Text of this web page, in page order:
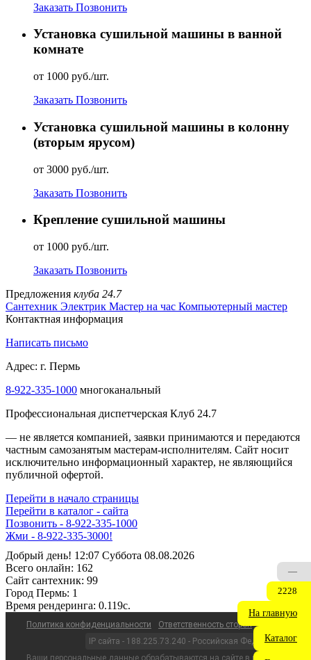
Заказать Позвонить
Установка сушильной машины в ванной
комнате
от 1000 руб./шт.
Заказать Позвонить
Установка сушильной машины в колонну
(вторым ярусом)
от 3000 руб./шт.
Заказать Позвонить
Крепление сушильной машины
от 1000 руб./шт.
Заказать Позвонить
Предложения клуба 24.7
Сантехник Электрик Мастер на час Компьютерный мастер
Контактная информация
Написать письмо
Адрес: г. Пермь
8-922-335-1000 многоканальный
Профессиональная диспетчерская Клуб 24.7
— не является компанией, заявки принимаются и передаются
частным самозанятым мастерам‑исполнителям. Сайт носит
исключительно информационный характер, не являющийся
публичной офертой.
Перейти в начало страницы
Перейти в каталог - сайта
Позвонить - 8-922-335-1000
Жми - 8-922-335-3000!
Добрый день! 12:07 Суббота 08.08.2026
Всего онлайн: 162
Сайт cантехник: 99
Город Пермь: 1
Время рендеринга: 0.119c.
Политика конфиденциальности
Ответственность сторон
IP сайта - 188.225.73.240 - Российская Федерация
Ваши персональные данные обрабатываются на сайте в целях
—
2228
На главную
Каталог